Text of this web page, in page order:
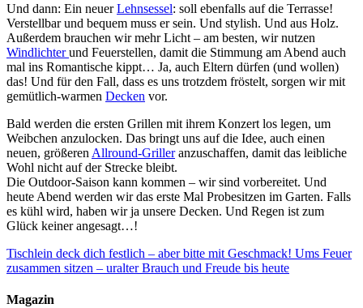
Und dann: Ein neuerLehnsessel: soll ebenfalls auf die Terrasse!
Verstellbar und bequem muss er sein. Und stylish. Und aus Holz.
Außerdem brauchen wir mehr Licht – am besten, wir nutzen
Windlichterund Feuerstellen, damit die Stimmung am Abend auch
mal ins Romantische kippt… Ja, auch Eltern dürfen (und wollen)
das! Und für den Fall, dass es uns trotzdem fröstelt, sorgen wir mit
gemütlich-warmen Decken vor.
Bald werden die ersten Grillen mit ihrem Konzert los legen, um
Weibchen anzulocken. Das bringt uns auf die Idee, auch einen
neuen, größeren Allround-Grilleranzuschaffen, damit das leibliche
Wohl nicht auf der Strecke bleibt.
Die Outdoor-Saison kann kommen – wir sind vorbereitet. Und
heute Abend werden wir das erste Mal Probesitzen im Garten. Falls
es kühl wird, haben wir ja unsere Decken. Und Regen ist zum
Glück keiner angesagt…!
Tischlein deck dich festlich – aber bitte mit Geschmack! Ums Feuer
zusammen sitzen – uralter Brauch und Freude bis heute
Magazin